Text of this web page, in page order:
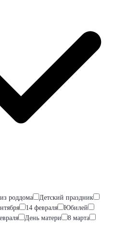
роддома
Детский праздник
14 февраля
Юбилей
День матери 8 марта